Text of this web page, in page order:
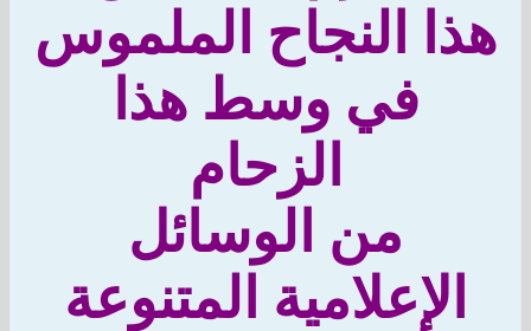
النجاح الملموس
في وسط هذا
الزحام
من الوسائل
المتنوعة